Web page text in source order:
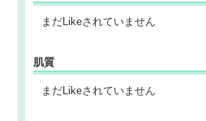
まだLikeされていません
肌質
まだLikeされていません